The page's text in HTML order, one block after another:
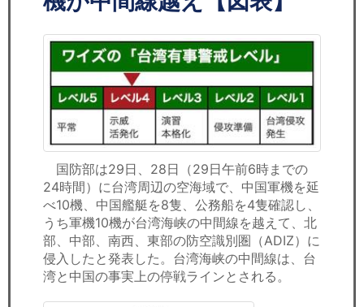
リサーチ
セミナー
経済ニュース
労務顧問
飲食店情報
国防部は29日、28日（29日午前6時までの
24時間）に台湾周辺の空海域で、中国軍機を延
べ10機、中国艦艇を8隻、公務船を4隻確認し、
うち軍機10機が台湾海峡の中間線を越えて、北
部、中部、南西、東部の防空識別圏（ADIZ）に
侵入したと発表した。台湾海峡の中間線は、台
湾と中国の事実上の停戦ラインとされる。